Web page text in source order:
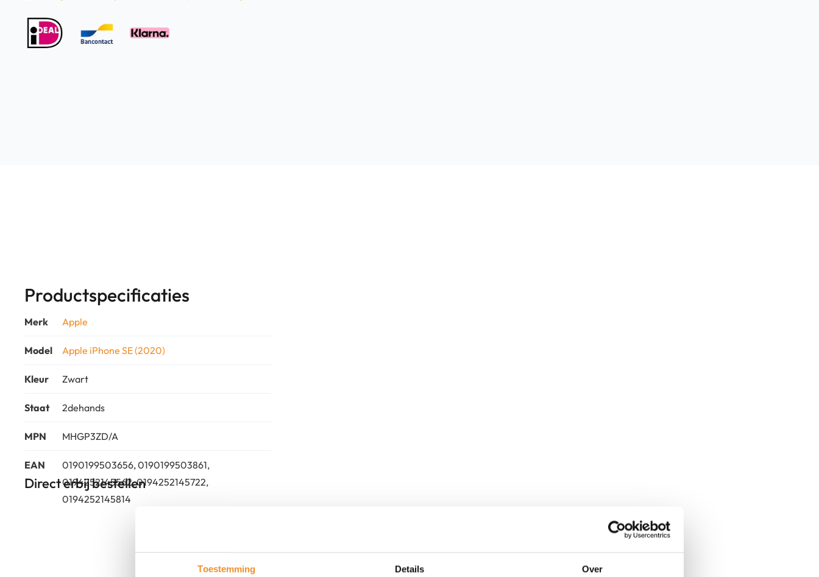
Toestemming Details Over
Productspecificaties
Merk Apple
Model Apple iPhone SE (2020)
Kleur Zwart
Staat 2dehands
MPN MHGP3ZD/A
EAN
0190199503656, 0190199503861,
0194252145562, 0194252145722,
0194252145814
Direct erbij bestellen